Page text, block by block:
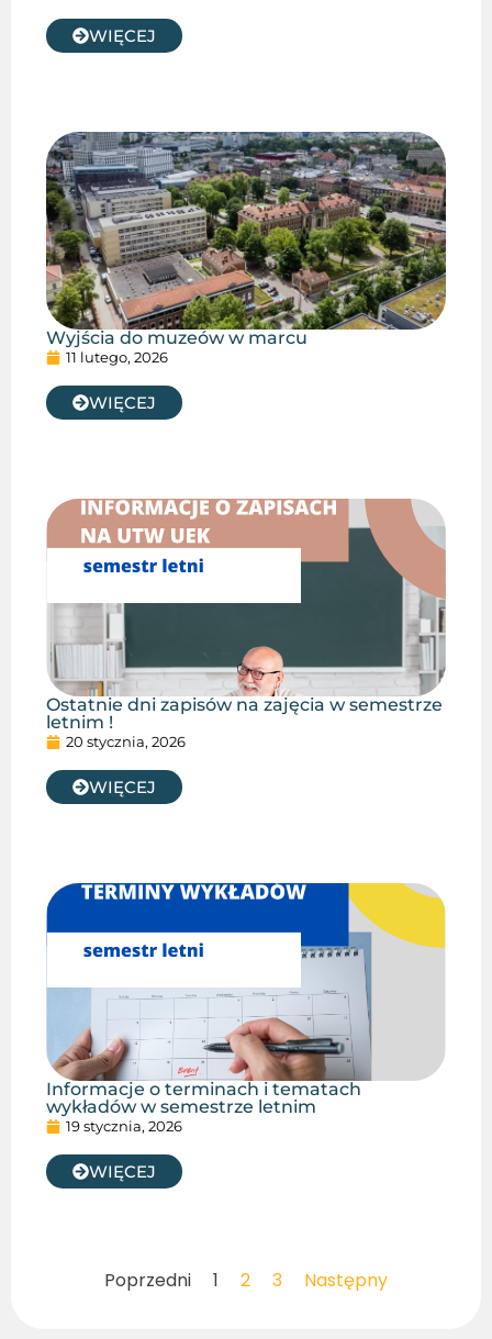
WIĘCEJ
Wyjścia do muzeów w marcu
11 lutego, 2026
WIĘCEJ
Ostatnie dni zapisów na zajęcia w semestrze
letnim !
20 stycznia, 2026
WIĘCEJ
Informacje o terminach i tematach
wykładów w semestrze letnim
19 stycznia, 2026
WIĘCEJ
Poprzedni 1 2 3 Następny